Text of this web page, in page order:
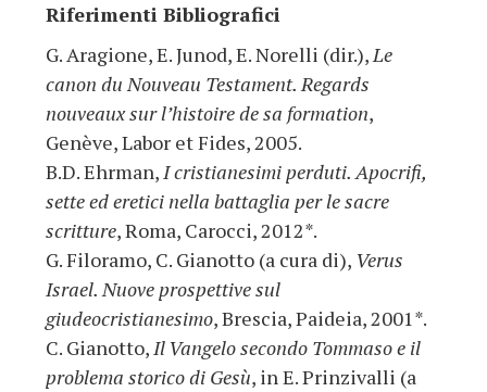
Riferimenti Bibliografici
G. Aragione, E. Junod, E. Norelli (dir.),Le
canon du Nouveau Testament. Regards
nouveaux sur l’histoire de sa formation,
Genève, Labor et Fides, 2005.
B.D. Ehrman,I cristianesimi perduti. Apocrifi,
sette ed eretici nella battaglia per le sacre
scritture, Roma, Carocci, 2012*.
G. Filoramo, C. Gianotto (a cura di), Verus
Israel. Nuove prospettive sul
giudeocristianesimo, Brescia, Paideia, 2001*.
C. Gianotto,Il Vangelo secondo Tommaso e il
problema storico di Gesù, in E. Prinzivalli (a